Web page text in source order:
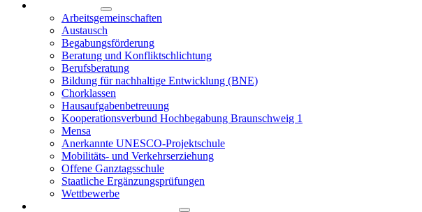
Arbeitsgemeinschaften
Austausch
Begabungsförderung
Beratung und Konfliktschlichtung
Berufsberatung
Bildung für nachhaltige Entwicklung (BNE)
Chorklassen
Hausaufgabenbetreuung
Kooperationsverbund Hochbegabung Braunschweig 1
Mensa
Anerkannte UNESCO-Projektschule
Mobilitäts- und Verkehrserziehung
Offene Ganztagsschule
Staatliche Ergänzungsprüfungen
Wettbewerbe